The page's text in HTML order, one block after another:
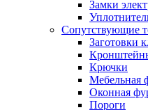
Замки
Сопутствующие
Заготовки
Крючки
Мебельная
Оконная
Пороги